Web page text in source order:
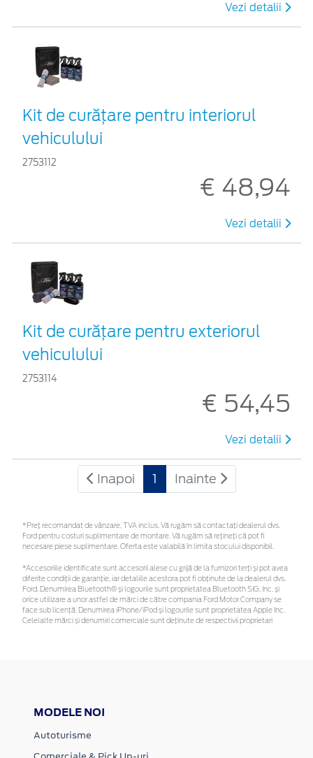
Vezi detalii
Kit de curățare pentru interiorul
vehiculului
2753112
€ 48,94
Vezi detalii
Kit de curățare pentru exteriorul
vehiculului
2753114
€ 54,45
Vezi detalii
Inapoi 1 Inainte
*Preţ recomandat de vânzare, TVA inclus. Vă rugăm să contactaţi dealerul dvs.
Ford pentru costuri suplimentare de montare. Vă rugăm să rețineți că pot fi
necesare piese suplimentare. Oferta este valabilă în limita stocului disponibil.
*Accesoriile identificate sunt accesorii alese cu grijă de la furnizori terți și pot avea
diferite condiții de garanție, iar detaliile acestora pot fi obținute de la dealerul dvs.
Ford. Denumirea Bluetooth® și logourile sunt proprietatea Bluetooth SIG, Inc. și
orice utilizare a unor astfel de mărci de către compania Ford Motor Company se
face sub licență. Denumirea iPhone/iPod și logourile sunt proprietatea Apple Inc.
Celelalte mărci și denumiri comerciale sunt deținute de respectivii proprietari
MODELE NOI
Autoturisme